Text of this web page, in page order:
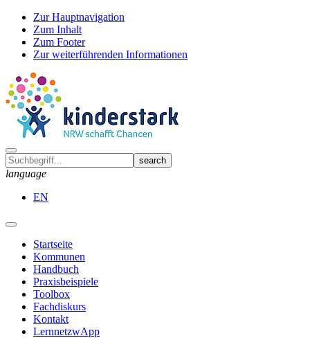
Zur Hauptnavigation
Zum Inhalt
Zum Footer
Zur weiterführenden Informationen
language
EN
Startseite
Kommunen
Handbuch
Praxisbeispiele
Toolbox
Fachdiskurs
Kontakt
LernnetzwApp